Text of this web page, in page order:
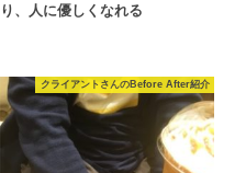
り、人に優しくなれる
クライアントさんのBefore After紹介